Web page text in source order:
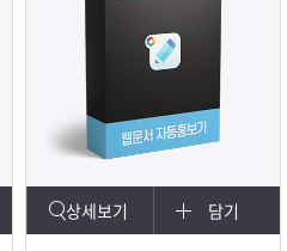
상세보기 담기